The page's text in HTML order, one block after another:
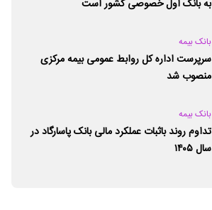
به بانک اول خصوصی کشور است
بانک بیمه
سرپرست اداره کل روابط عمومی بیمه مرکزی
منصوب شد
بانک بیمه
تداوم روند باثبات عملکرد مالی بانک پاسارگاد در
سال ۱۴۰۵